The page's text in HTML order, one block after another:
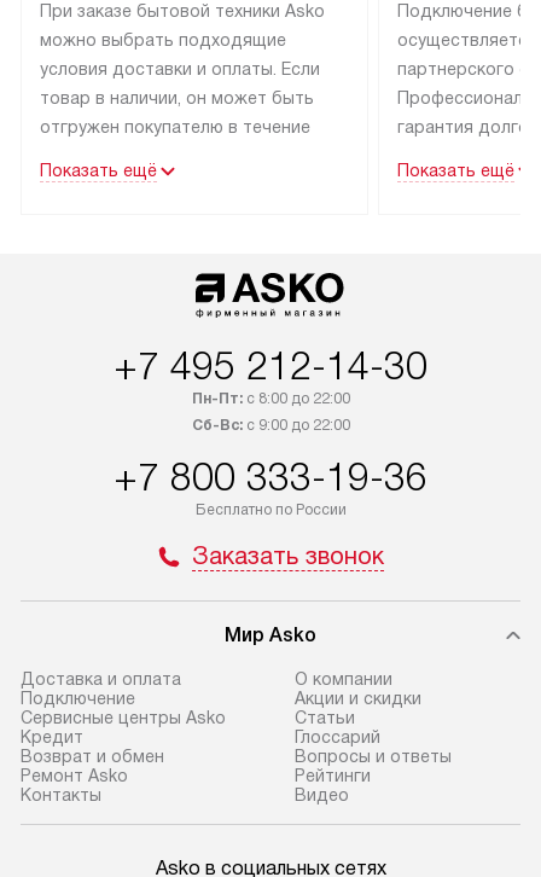
При заказе бытовой техники Asko
можно выбрать подходящие
условия доставки и оплаты. Если
товар в наличии, он может быть
отгружен покупателю в течение
оплачивается дополнительно.
Возможна доставка товаров
Показать ещё
Подключение
партнерского
гарантия
Показать ещё
+7 495 212-14-30
Пн-Пт:с 8:00 до 22:00
Сб-Вс:с 9:00 до 22:00
+7 800 333-19-36
Бесплатно по России
Заказать звонок
Мир Asko
Доставка и оплата
Подключение
Сервисные центры Asko
Кредит
Возврат и обмен
Ремонт Asko
Контакты
О компании
Акции и скидки
Статьи
Глоссарий
Вопросы и ответы
Рейтинги
Видео
Asko в социальных сетях